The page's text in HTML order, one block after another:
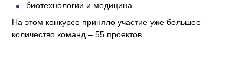
биотехнологии и медицина
На этом конкурсе приняло участие уже большее
количество команд – 55 проектов.